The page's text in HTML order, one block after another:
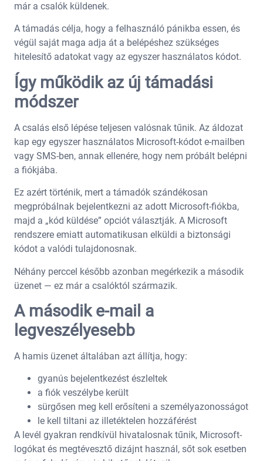
már a csalók küldenek.
A támadás célja, hogy a felhasználó pánikba essen, és
végül saját maga adja át a belépéshez szükséges
hitelesítő adatokat vagy az egyszer használatos kódot.
Így működik az új támadási
módszer
A csalás első lépése teljesen valósnak tűnik. Az áldozat
kap egy egyszer használatos Microsoft-kódot e-mailben
vagy SMS-ben, annak ellenére, hogy nem próbált belépni
a fiókjába.
Ez azért történik, mert a támadók szándékosan
megpróbálnak bejelentkezni az adott Microsoft-fiókba,
majd a „kód küldése” opciót választják. A Microsoft
rendszere emiatt automatikusan elküldi a biztonsági
kódot a valódi tulajdonosnak.
Néhány perccel később azonban megérkezik a második
üzenet — ez már a csalóktól származik.
A második e-mail a
legveszélyesebb
A hamis üzenet általában azt állítja, hogy:
gyanús bejelentkezést észleltek
a fiók veszélybe került
sürgősen meg kell erősíteni a személyazonosságot
le kell tiltani az illetéktelen hozzáférést
A levél gyakran rendkívül hivatalosnak tűnik, Microsoft-
logókat és megtévesztő dizájnt használ, sőt sok esetben